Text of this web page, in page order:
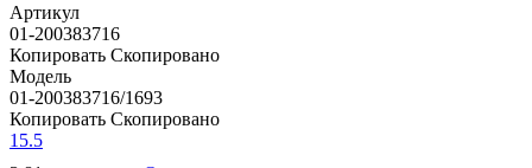
Артикул
01-200383716
Копировать Скопировано
Модель
01-200383716/1693
Копировать Скопировано
15.5